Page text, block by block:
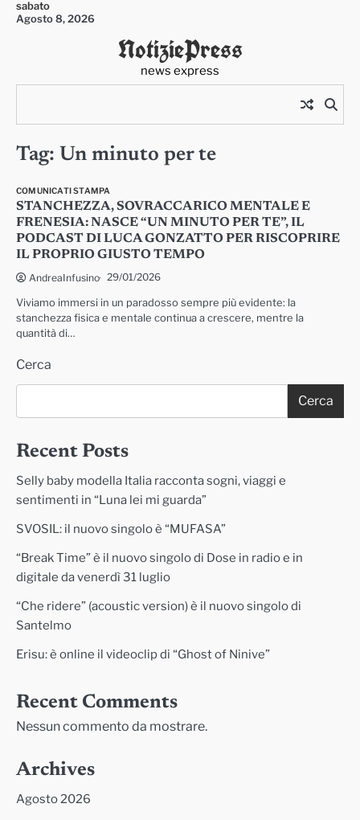
Skipsabato
Agosto 8, 2026
NotiziePress
news express
Tag: Un minuto per te
COMUNICATI STAMPA
STANCHEZZA, SOVRACCARICO MENTALE E
FRENESIA: NASCE “UN MINUTO PER TE”, IL
PODCAST DI LUCA GONZATTO PER RISCOPRIRE
IL PROPRIO GIUSTO TEMPO
AndreaInfusino 29/01/2026
Viviamo immersi in un paradosso sempre più evidente: la
stanchezza fisica e mentale continua a crescere, mentre la
quantità di…
Cerca
Cerca
Recent Posts
Selly baby modella Italia racconta sogni, viaggi e
sentimenti in “Luna lei mi guarda”
SVOSIL: il nuovo singolo è “MUFASA”
“Break Time” è il nuovo singolo di Dose in radio e in
digitale da venerdì 31 luglio
“Che ridere” (acoustic version) è il nuovo singolo di
Santelmo
Erisu: è online il videoclip di “Ghost of Ninive”
Recent Comments
Nessun commento da mostrare.
Archives
Agosto 2026